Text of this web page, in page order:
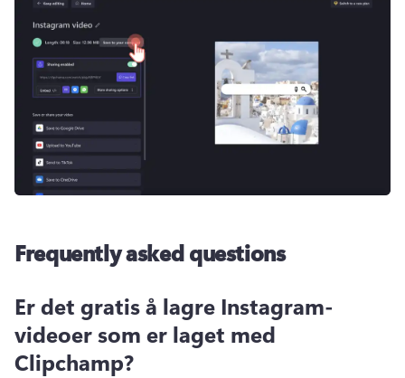
Frequently asked questions
Er det gratis å lagre Instagram-
videoer som er laget med
Clipchamp?